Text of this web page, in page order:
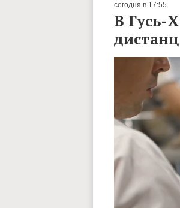
сегодня в 17:55
В Гусь-